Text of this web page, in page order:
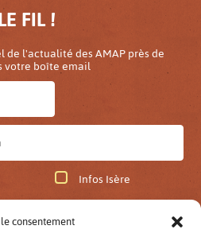
consentement
FIL !
de l'actualité des AMAP près de
votre boîte email
Infos Isère